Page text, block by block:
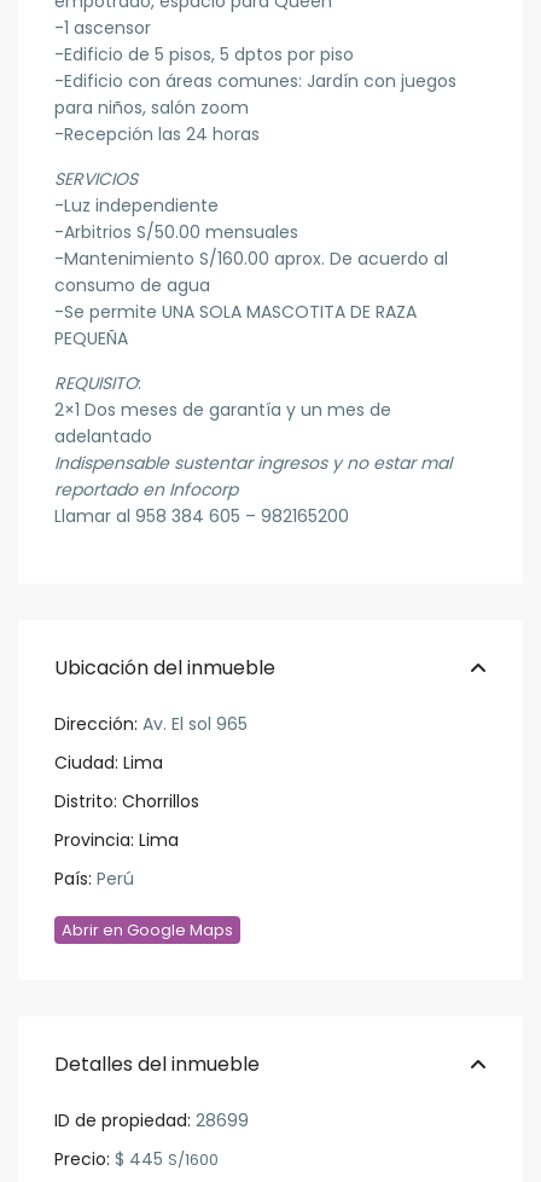
-1 ascensor
-Edificio de 5 pisos, 5 dptos por piso
-Edificio con áreas comunes: Jardín con juegos
para niños, salón zoom
-Recepción las 24 horas
SERVICIOS
-Luz independiente
-Arbitrios S/50.00 mensuales
-Mantenimiento S/160.00 aprox. De acuerdo al
consumo de agua
-Se permite UNA SOLA MASCOTITA DE RAZA
PEQUEÑA
REQUISITO:
2×1 Dos meses de garantía y un mes de
adelantado
Indispensable sustentar ingresos y no estar mal
reportado en Infocorp
Llamar al 958 384 605 – 982165200
Ubicación del inmueble
Dirección: Av. El sol 965
Ciudad: Lima
Distrito: Chorrillos
Provincia: Lima
País: Perú
Abrir en Google Maps
Detalles del inmueble
ID de propiedad: 28699
Precio: $ 445S/1600